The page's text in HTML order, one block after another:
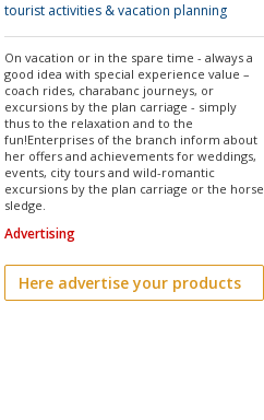
tourist activities & vacation planning
On vacation or in the spare time - always a
good idea with special experience value –
coach rides, charabanc journeys, or
excursions by the plan carriage - simply
thus to the relaxation and to the
fun!Enterprises of the branch inform about
her offers and achievements for weddings,
events, city tours and wild-romantic
excursions by the plan carriage or the horse
sledge.
Advertising
Here advertise your products